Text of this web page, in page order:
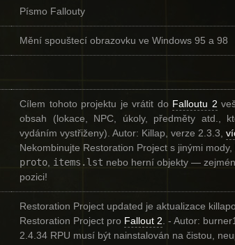
Písmo Fallouty
Mění spouštecí obrazovku ve Windows 95 a 98
Cílem tohoto projektu je vrátit do Falloutu 2
obsah (lokace, NPC, úkoly, předměty atd.,
vydáním vystřiženy). Autor: Killap, verze 2.3.3,
Nekombinujte Restoration Project s jinými
proto items.lst nebo herní objekty —
pozici!
Restoration Project updated je aktualizace
Restoration Project pro Fallout 2 . - Autor:
2.4.34 RPU musí být nainstalován na čistou,